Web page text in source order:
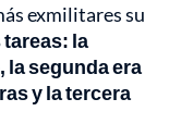
exmilitares su
tareas: la
la segunda era
y la tercera